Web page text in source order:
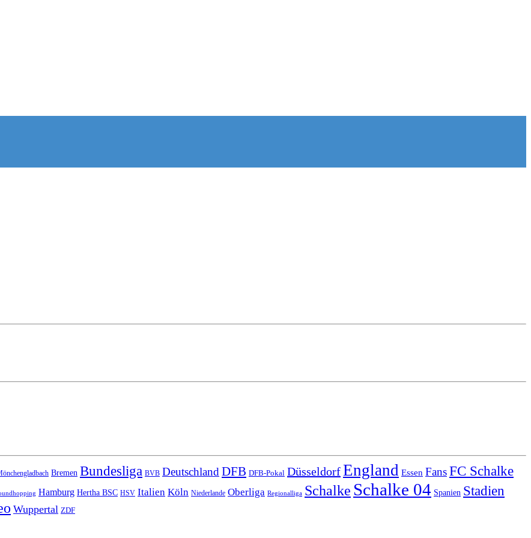
Bremen Bundesliga BVB Deutschland DFB DFB-Pokal DüsseldorfEngland Essen FansFC Schalke
Hamburg Hertha BSC HSV Italien Köln Niederlande Oberliga Regionalliga Schalke Schalke 04 Spanien Stadien
Wuppertal ZDF